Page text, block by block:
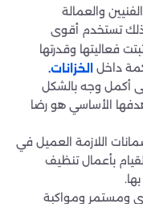
والعمالة
تستخدم أقوى
فعاليتها وقدرتها
داخل
الخزانات.
أكمل وجه بالشكل
الأساسي هو رضا
اللازمة العميل في
بأعمال تنظيف
ومستمر ومواكبة